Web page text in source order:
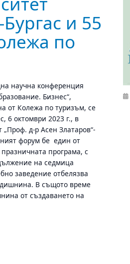
и 55
по
научна конференция
Бизнес“,
от Колежа по туризъм, се
6 октомври 2023 г., в
„Проф. д-р Асен Златаров“-
форум бе един от
програма, с
на седмица
заведение отбелязва
В същото време
от създаването на